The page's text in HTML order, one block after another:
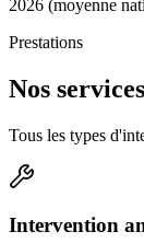
2026 (moyenne
Prestations
Nos
Tous les types
Intervention